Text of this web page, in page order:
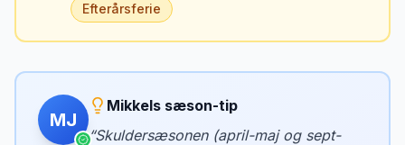
Efterårsferie
MJ
Mikkels sæson-tip
“Skuldersæsonen (april-maj og sept-